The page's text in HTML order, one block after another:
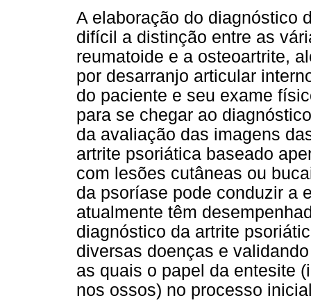
A elaboração do diagnóstico
difícil a distinção entre as
reumatoide e a osteoartrite,
por desarranjo articular
do paciente e seu exame
para se chegar ao
da avaliação das imagens
artrite psoriática baseado
com lesões cutâneas ou
da psoríase pode conduzir a
atualmente têm
diagnóstico da artrite
diversas doenças e
as quais o papel da entesite
nos ossos) no processo